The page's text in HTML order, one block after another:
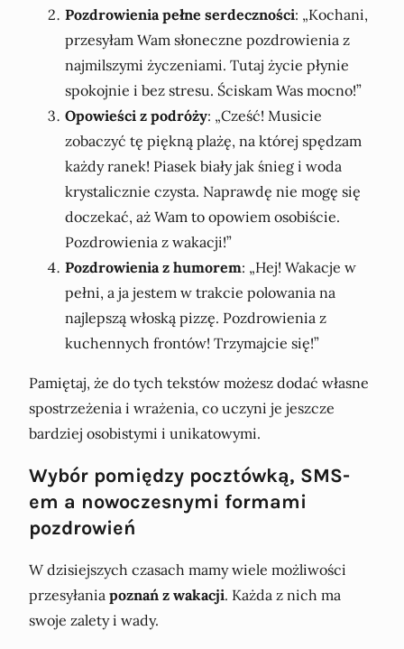
Pozdrowienia pełne serdeczności: „Kochani,
przesyłam Wam słoneczne pozdrowienia z
najmilszymi życzeniami. Tutaj życie płynie
spokojnie i bez stresu. Ściskam Was mocno!”
Opowieści z podróży: „Cześć! Musicie
zobaczyć tę piękną plażę, na której spędzam
każdy ranek! Piasek biały jak śnieg i woda
krystalicznie czysta. Naprawdę nie mogę się
doczekać, aż Wam to opowiem osobiście.
Pozdrowienia z wakacji!”
Pozdrowienia z humorem: „Hej! Wakacje w
pełni, a ja jestem w trakcie polowania na
najlepszą włoską pizzę. Pozdrowienia z
kuchennych frontów! Trzymajcie się!”
Pamiętaj, że do tych tekstów możesz dodać własne
spostrzeżenia i wrażenia, co uczyni je jeszcze
bardziej osobistymi i unikatowymi.
Wybór pomiędzy pocztówką, SMS-
em a nowoczesnymi formami
pozdrowień
W dzisiejszych czasach mamy wiele możliwości
przesyłania poznań z wakacji. Każda z nich ma
swoje zalety i wady.